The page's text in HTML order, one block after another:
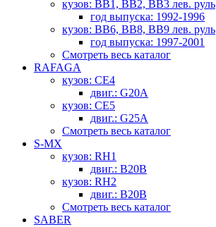
кузов: BB1, BB2, BB3 лев. руль
год выпуска: 1992-1996
кузов: BB6, BB8, BB9 лев. руль
год выпуска: 1997-2001
Смотреть весь каталог
RAFAGA
кузов: CE4
двиг.: G20A
кузов: CE5
двиг.: G25A
Смотреть весь каталог
S-MX
кузов: RH1
двиг.: B20B
кузов: RH2
двиг.: B20B
Смотреть весь каталог
SABER